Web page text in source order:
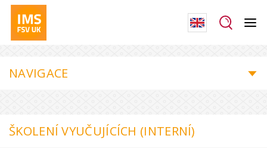
NAVIGACE
ŠKOLENÍ VYUČUJÍCÍCH (INTERNÍ)